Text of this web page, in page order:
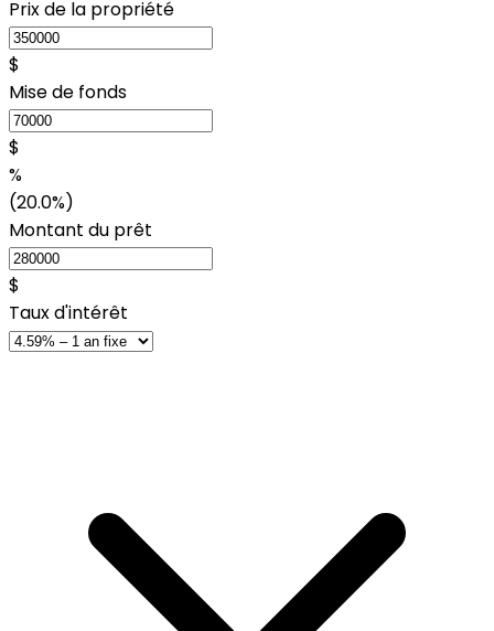
Prix de la propriété
$
Mise de fonds
$
%
(20.0%)
Montant du prêt
$
Taux d'intérêt